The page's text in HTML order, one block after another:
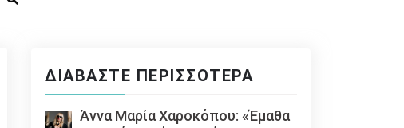
ΔΙΑΒΆΣΤΕ ΠΕΡΙΣΣΌΤΕΡΑ
Άννα Μαρία Χαροκόπου: «Έμαθα